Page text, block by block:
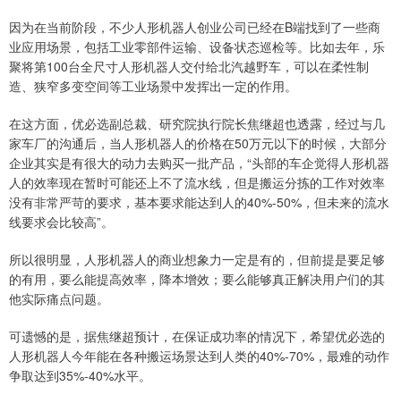
因为在当前阶段，不少人形机器人创业公司已经在B端找到了一些商
业应用场景，包括工业零部件运输、设备状态巡检等。比如去年，乐
聚将第100台全尺寸人形机器人交付给北汽越野车，可以在柔性制
造、狭窄多变空间等工业场景中发挥出一定的作用。
在这方面，优必选副总裁、研究院执行院长焦继超也透露，经过与几
家车厂的沟通后，当人形机器人的价格在50万元以下的时候，大部分
企业其实是有很大的动力去购买一批产品，“头部的车企觉得人形机器
人的效率现在暂时可能还上不了流水线，但是搬运分拣的工作对效率
没有非常严苛的要求，基本要求能达到人的40%-50%，但未来的流水
线要求会比较高”。
所以很明显，人形机器人的商业想象力一定是有的，但前提是要足够
的有用，要么能提高效率，降本增效；要么能够真正解决用户们的其
他实际痛点问题。
可遗憾的是，据焦继超预计，在保证成功率的情况下，希望优必选的
人形机器人今年能在各种搬运场景达到人类的40%-70%，最难的动作
争取达到35%-40%水平。